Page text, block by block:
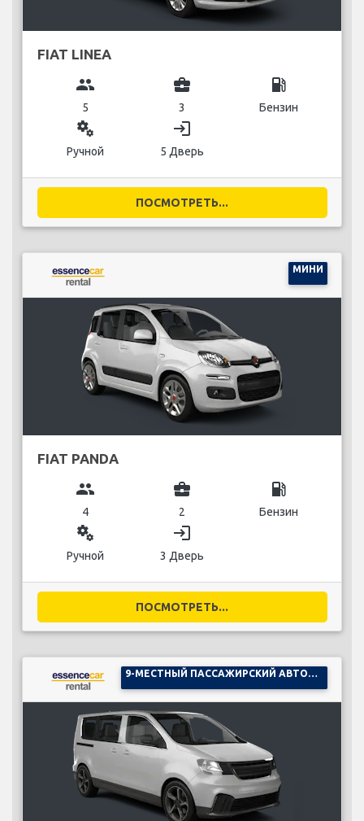
FIAT LINEA
group
5
business_center
3
local_gas_station
Бензин
miscellaneous_services
Ручной
login
5 Дверь
ПОСМОТРЕТЬ...
МИНИ
FIAT PANDA
group
4
business_center
2
local_gas_station
Бензин
miscellaneous_services
Ручной
login
3 Дверь
ПОСМОТРЕТЬ...